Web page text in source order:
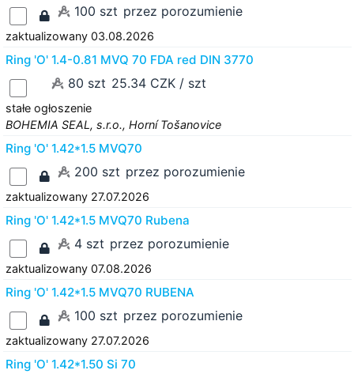
100 szt przez porozumienie
zaktualizowany 03.08.2026
Ring 'O' 1.4-0.81 MVQ 70 FDA red DIN 3770
80 szt 25.34 CZK / szt
stałe ogłoszenie
BOHEMIA SEAL, s.r.o., Horní Tošanovice
Ring 'O' 1.42*1.5 MVQ70
200 szt przez porozumienie
zaktualizowany 27.07.2026
Ring 'O' 1.42*1.5 MVQ70 Rubena
4 szt przez porozumienie
zaktualizowany 07.08.2026
Ring 'O' 1.42*1.5 MVQ70 RUBENA
100 szt przez porozumienie
zaktualizowany 27.07.2026
Ring 'O' 1.42*1.50 Si 70